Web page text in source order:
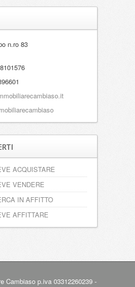
n.ro 83
ACQUISTARE
VENDERE
IN AFFITTO
AFFITTARE
Cambiaso p.iva 03312260239 -